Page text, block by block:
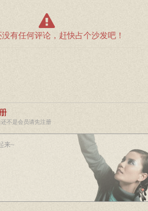
有任何评论，赶快占个沙发吧！
不是会员请先注册